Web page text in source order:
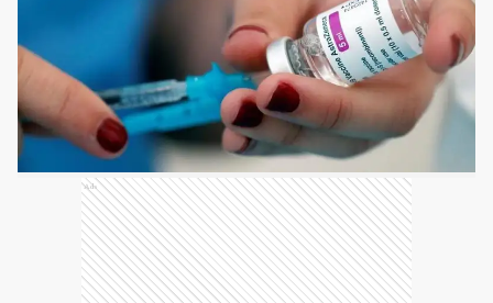
Ads